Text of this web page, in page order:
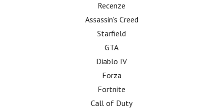
Recenze
Assassin's Creed
Starfield
GTA
Diablo IV
Forza
Fortnite
Call of Duty